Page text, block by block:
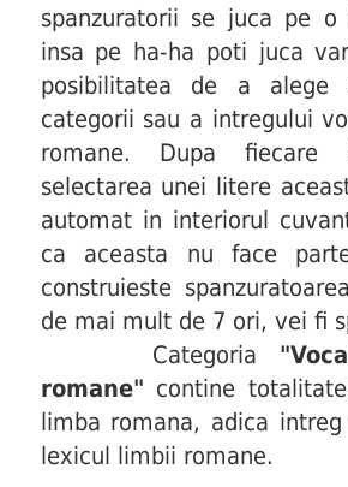
spanzuratorii se juca pe
insa pe ha-ha poti juca
posibilitatea de a
categorii sau a intregului
romane. Dupa fiecare
selectarea unei litere
automat in interiorul
ca aceasta nu face
construieste
de mai mult de 7 ori, vei fi
Categoria
romane" contine
limba romana, adica
lexicul limbii romane.